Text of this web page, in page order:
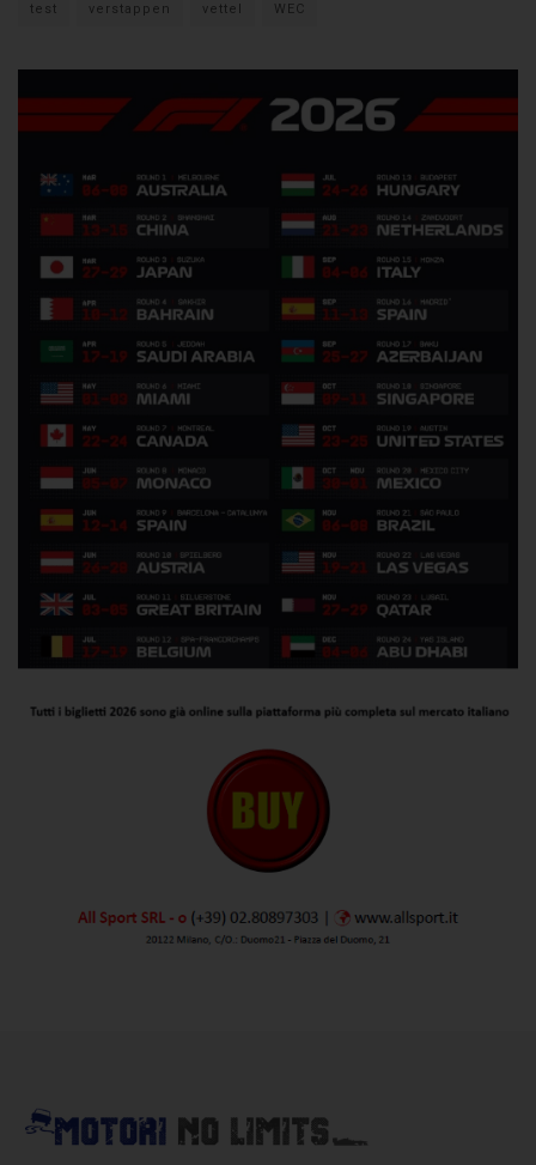
test verstappen vettel WEC